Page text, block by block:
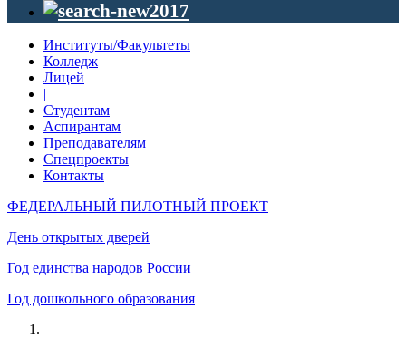
Институты/Факультеты
Колледж
Лицей
|
Студентам
Аспирантам
Преподавателям
Спецпроекты
Контакты
ФЕДЕРАЛЬНЫЙ ПИЛОТНЫЙ ПРОЕКТ
День открытых дверей
Год единства народов России
Год дошкольного образования